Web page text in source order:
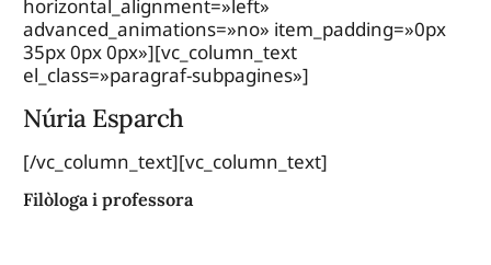
horizontal_alignment=»left»
advanced_animations=»no» item_padding=»0px
35px 0px 0px»][vc_column_text
el_class=»paragraf-subpagines»]
Núria Esparch
[/vc_column_text][vc_column_text]
Filòloga i professora